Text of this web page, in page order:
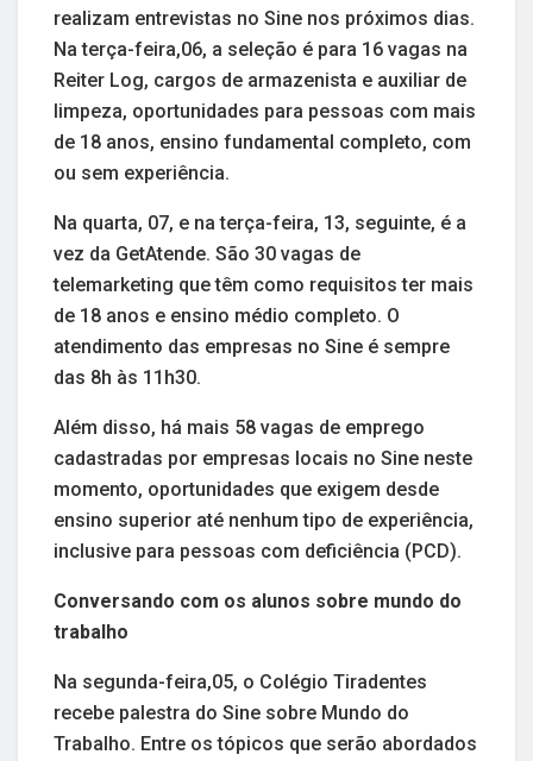
realizam entrevistas no Sine nos próximos dias.
Na terça-feira,06, a seleção é para 16 vagas na
Reiter Log, cargos de armazenista e auxiliar de
limpeza, oportunidades para pessoas com mais
de 18 anos, ensino fundamental completo, com
ou sem experiência.
Na quarta, 07, e na terça-feira, 13, seguinte, é a
vez da GetAtende. São 30 vagas de
telemarketing que têm como requisitos ter mais
de 18 anos e ensino médio completo. O
atendimento das empresas no Sine é sempre
das 8h às 11h30.
Além disso, há mais 58 vagas de emprego
cadastradas por empresas locais no Sine neste
momento, oportunidades que exigem desde
ensino superior até nenhum tipo de experiência,
inclusive para pessoas com deficiência (PCD).
Conversando com os alunos sobre mundo do
trabalho
Na segunda-feira,05, o Colégio Tiradentes
recebe palestra do Sine sobre Mundo do
Trabalho. Entre os tópicos que serão abordados